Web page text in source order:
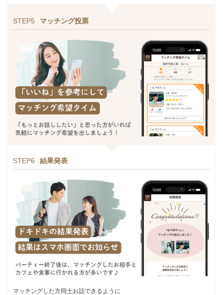
STEP5 マッチング投票
STEP6 結果発表
マッチングした方同士お話できるように